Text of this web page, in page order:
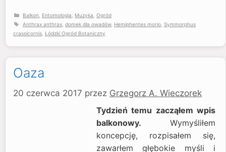
Kategorie
Balkon Entomologia Muzyka Ogród
Tagi
Anthrax anthrax domek dla owadów, Hemiphentes morio Symmorphus
crassicornis Łódzki Ogród Botaniczny
Oaza
20 czerwca 2017 przez Grzegorz A. Wieczorek
Tydzień temu zacząłem wpis
balkonowy. Wymyśliłem
koncepcję, rozpisałem się,
zawarłem głębokie myśli i